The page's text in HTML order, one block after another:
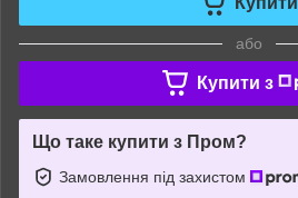
або
Купити з
Що таке купити з Пром?
Замовлення під захистом